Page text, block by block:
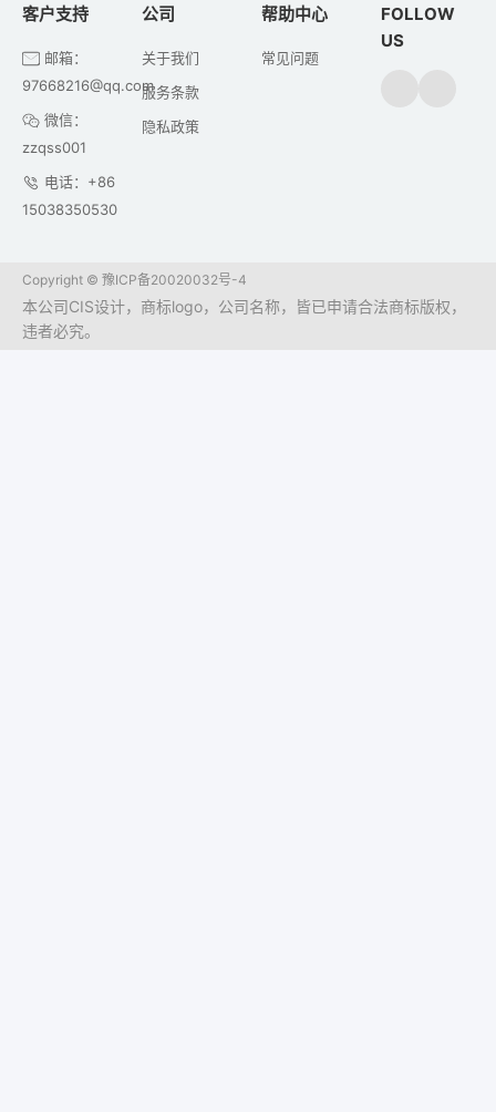
客户支持
邮箱：
97668216@qq.com
微信：
zzqss001
电话：+86
15038350530
公司
关于我们
服务条款
隐私政策
帮助中心
常见问题
FOLLOW
US
Copyright © 豫ICP备20020032号-4
本公司CIS设计，商标logo，公司名称，皆已申请合法商标版权，
违者必究。